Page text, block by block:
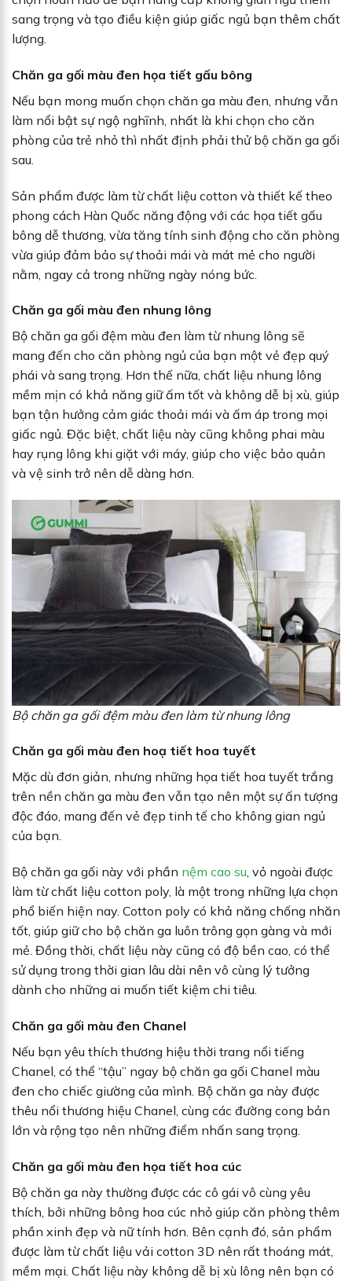
sang trọng và tạo điều kiện giúp giấc ngủ bạn thêm chất
lượng.
Chăn ga gối màu đen họa tiết gấu bông
Nếu bạn mong muốn chọn chăn ga màu đen, nhưng vẫn
làm nổi bật sự ngộ nghĩnh, nhất là khi chọn cho căn
phòng của trẻ nhỏ thì nhất định phải thử bộ chăn ga gối
sau.
Sản phẩm được làm từ chất liệu cotton và thiết kế theo
phong cách Hàn Quốc năng động với các họa tiết gấu
bông dễ thương, vừa tăng tính sinh động cho căn phòng
vừa giúp đảm bảo sự thoải mái và mát mẻ cho người
nằm, ngay cả trong những ngày nóng bức.
Chăn ga gối màu đen nhung lông
Bộ chăn ga gối đệm màu đen làm từ nhung lông sẽ
mang đến cho căn phòng ngủ của bạn một vẻ đẹp quý
phái và sang trọng. Hơn thế nữa, chất liệu nhung lông
mềm mịn có khả năng giữ ấm tốt và không dễ bị xù, giúp
bạn tận hưởng cảm giác thoải mái và ấm áp trong mọi
giấc ngủ. Đặc biệt, chất liệu này cũng không phai màu
hay rụng lông khi giặt với máy, giúp cho việc bảo quản
và vệ sinh trở nên dễ dàng hơn.
Bộ chăn ga gối đệm màu đen làm từ nhung lông
Chăn ga gối màu đen hoạ tiết hoa tuyết
Mặc dù đơn giản, nhưng những họa tiết hoa tuyết trắng
trên nền chăn ga màu đen vẫn tạo nên một sự ấn tượng
độc đáo, mang đến vẻ đẹp tinh tế cho không gian ngủ
của bạn.
Bộ chăn ga gối này với phần nệm cao su, vỏ ngoài được
làm từ chất liệu cotton poly, là một trong những lựa chọn
phổ biến hiện nay. Cotton poly có khả năng chống nhăn
tốt, giúp giữ cho bộ chăn ga luôn trông gọn gàng và mới
mẻ. Đồng thời, chất liệu này cũng có độ bền cao, có thể
sử dụng trong thời gian lâu dài nên vô cùng lý tưởng
dành cho những ai muốn tiết kiệm chi tiêu.
Chăn ga gối màu đen Chanel
Nếu bạn yêu thích thương hiệu thời trang nổi tiếng
Chanel, có thể “tậu” ngay bộ chăn ga gối Chanel màu
đen cho chiếc giường của mình. Bộ chăn ga này được
thêu nổi thương hiệu Chanel, cùng các đường cong bản
lớn và rộng tạo nên những điểm nhấn sang trọng.
Chăn ga gối màu đen họa tiết hoa cúc
Bộ chăn ga này thường được các cô gái vô cùng yêu
thích, bởi những bông hoa cúc nhỏ giúp căn phòng thêm
phần xinh đẹp và nữ tính hơn. Bên cạnh đó, sản phẩm
được làm từ chất liệu vải cotton 3D nên rất thoáng mát,
mềm mại. Chất liệu này không dễ bị xù lông nên bạn có